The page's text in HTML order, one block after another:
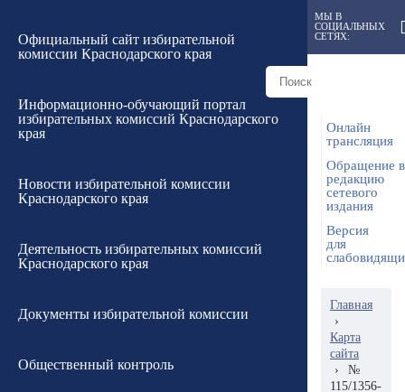
Официальный сайт избирательной
комиссии Краснодарского края
Информационно-обучающий портал
избирательных комиссий Краснодарского
края
Новости избирательной комиссии
Краснодарского края
Деятельность избирательных комиссий
Краснодарского края
Документы избирательной комиссии
Общественный контроль
МЫ В
СОЦИАЛЬНЫХ
СЕТЯХ:
Онлайн
трансляция
Обращение в
редакцию
сетевого
издания
Версия
для
Главная
›
Карта
сайта
›
№
115/1356-